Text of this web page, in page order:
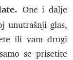
One i dalje
unutrašnji glas,
ili vam drugi
se prisetite